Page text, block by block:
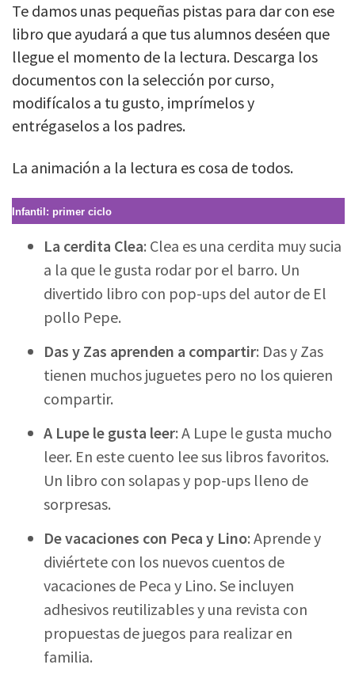
Te damos unas pequeñas pistas para dar con ese
libro que ayudará a que tus alumnos deséen que
llegue el momento de la lectura. Descarga los
documentos con la selección por curso,
modifícalos a tu gusto, imprímelos y
entrégaselos a los padres.
La animación a la lectura es cosa de todos.
Infantil: primer ciclo
La cerdita Clea: Clea es una cerdita muy sucia
a la que le gusta rodar por el barro. Un
divertido libro con pop-ups del autor de El
pollo Pepe.
Das y Zas aprenden a compartir: Das y Zas
tienen muchos juguetes pero no los quieren
compartir.
A Lupe le gusta leer: A Lupe le gusta mucho
leer. En este cuento lee sus libros favoritos.
Un libro con solapas y pop-ups lleno de
sorpresas.
De vacaciones con Peca y Lino: Aprende y
diviértete con los nuevos cuentos de
vacaciones de Peca y Lino. Se incluyen
adhesivos reutilizables y una revista con
propuestas de juegos para realizar en
familia.